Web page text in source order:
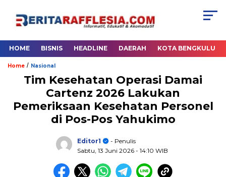
HOME BISNIS HEADLINE DAERAH KOTA BENGKULU
Home / Nasional
Tim Kesehatan Operasi Damai
Cartenz 2026 Lakukan
Pemeriksaan Kesehatan Personel
di Pos-Pos Yahukimo
Editor1
- Penulis
Sabtu, 13 Juni 2026 - 14:10 WIB